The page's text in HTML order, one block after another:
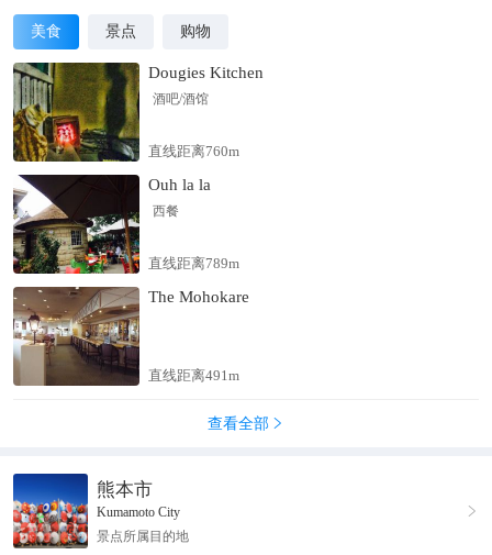
美食 景点 购物
Dougies Kitchen
酒吧/酒馆
直线距离760m
Ouh la la
西餐
直线距离789m
The Mohokare
直线距离491m
查看全部 
熊本市
Kumamoto City
景点所属目的地
